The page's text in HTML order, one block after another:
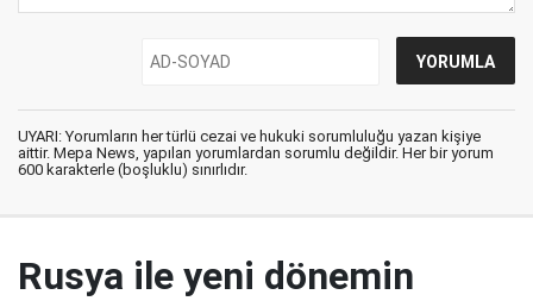
UYARI: Yorumların her türlü cezai ve hukuki sorumluluğu yazan kişiye
aittir. Mepa News, yapılan yorumlardan sorumlu değildir. Her bir yorum
600 karakterle (boşluklu) sınırlıdır.
Rusya ile yeni dönemin